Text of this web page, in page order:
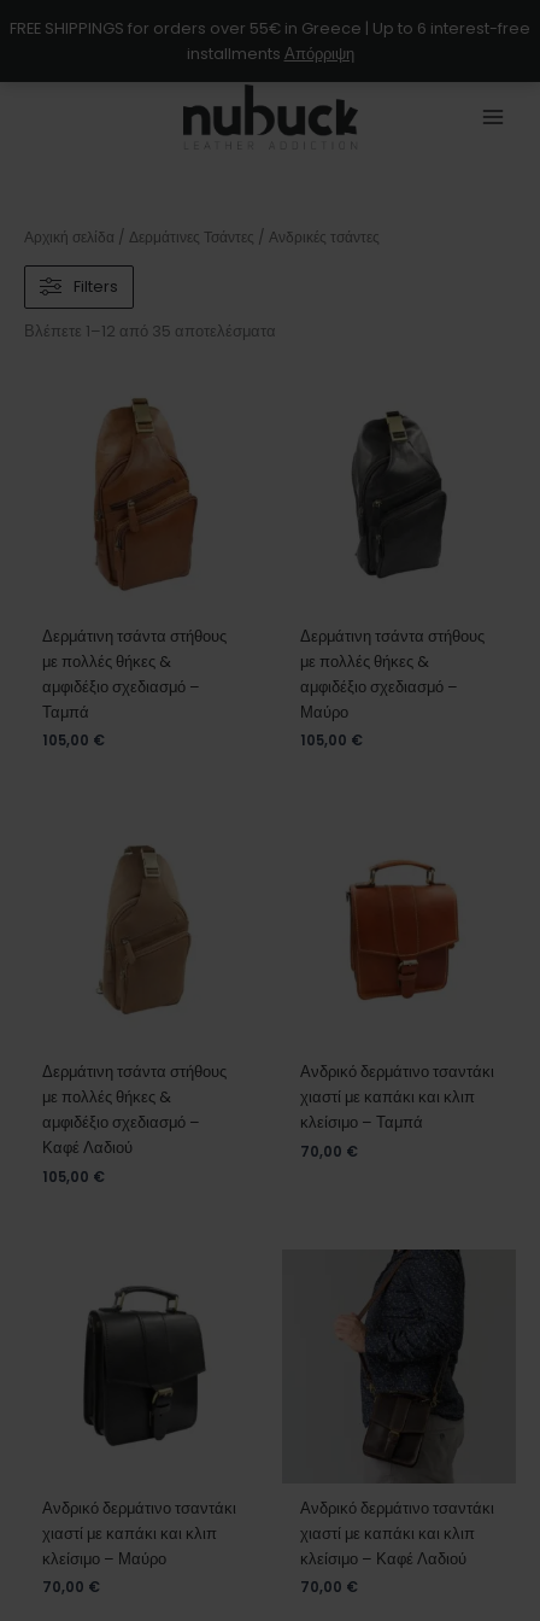
FREE SHIPPINGS for orders over 55€ in Greece | Up to 6 interest-free
installments Απόρριψη
στο
Αρχική σελίδα / Δερμάτινες Τσάντες / Ανδρικές τσάντες
Filters
Βλέπετε 1–12 από 35 αποτελέσματα
Δερμάτινη τσάντα στήθους
με πολλές θήκες &
αμφιδέξιο σχεδιασμό –
Ταμπά
105,00 €
Δερμάτινη τσάντα στήθους
με πολλές θήκες &
αμφιδέξιο σχεδιασμό –
Μαύρο
105,00 €
Δερμάτινη τσάντα στήθους
με πολλές θήκες &
αμφιδέξιο σχεδιασμό –
Καφέ Λαδιού
105,00 €
Ανδρικό δερμάτινο τσαντάκι
χιαστί με καπάκι και κλιπ
κλείσιμο – Ταμπά
70,00 €
Ανδρικό δερμάτινο τσαντάκι
χιαστί με καπάκι και κλιπ
κλείσιμο – Μαύρο
70,00 €
Ανδρικό δερμάτινο τσαντάκι
χιαστί με καπάκι και κλιπ
κλείσιμο – Καφέ Λαδιού
70,00 €